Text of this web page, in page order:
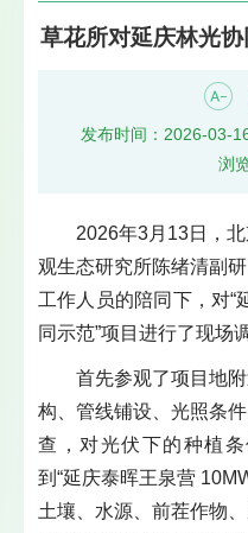
草花所对延庆林光
发布时间：2026-03-
浏
2026年3月13日，
观生态研究所陈绪清副
工作人员的陪同下，对“
同示范”项目进行了现场
首先参观了项目地
构、管线铺设、光照条
查，对光伏下的种植
到“延庆泰晖王泉营
土壤、水源、前茬作物